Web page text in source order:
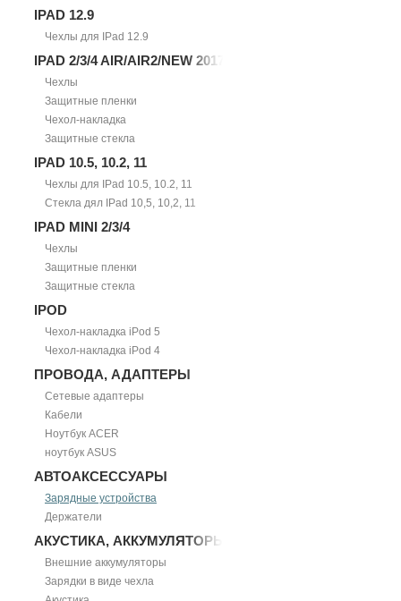
IPAD 12.9
Чехлы для IPad 12.9
IPAD 2/3/4 AIR/AIR2/NEW 2017
Чехлы
Защитные пленки
Чехол-накладка
Защитные стекла
IPAD 10.5, 10.2, 11
Чехлы для IPad 10.5, 10.2, 11
Стекла дял IPad 10,5, 10,2, 11
IPAD MINI 2/3/4
Чехлы
Защитные пленки
Защитные стекла
IPOD
Чехол-накладка iPod 5
Чехол-накладка iPod 4
ПРОВОДА, АДАПТЕРЫ
Сетевые адаптеры
Кабели
Ноутбук ACER
ноутбук ASUS
АВТОАКСЕССУАРЫ
Зарядные устройства
Держатели
АКУСТИКА, АККУМУЛЯТОРЫ
Внешние аккумуляторы
Зарядки в виде чехла